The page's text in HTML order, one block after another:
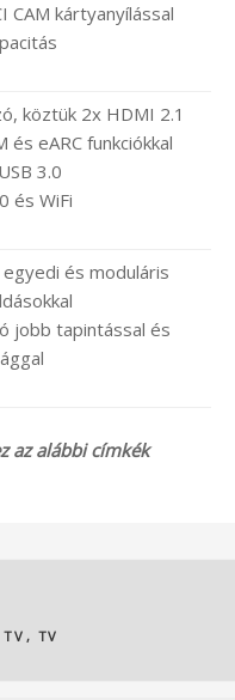
CAM kártyanyílással
köztük 2x HDMI 2.1
eARC funkciókkal
3.0
és WiFi
és moduláris
jobb tapintással és
az alábbi címkék
, TV